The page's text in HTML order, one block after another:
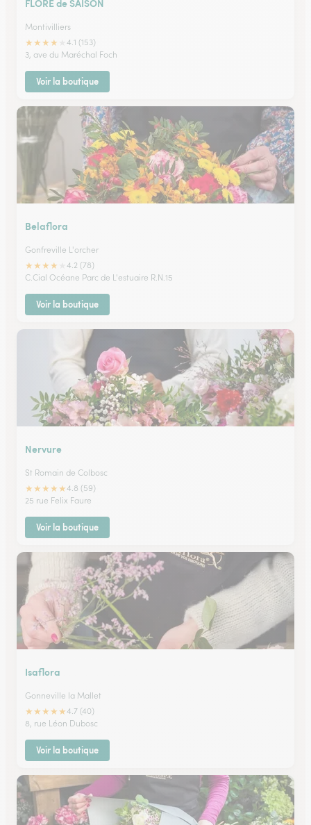
FLORE de SAISON
Montivilliers
★★★★
4.1 (153)
3, ave du Maréchal Foch
Voir la boutique
Belaflora
Gonfreville L'orcher
★★★★
4.2 (78)
C.Cial Océane Parc de L'estuaire R.N.15
Voir la boutique
Nervure
St Romain de Colbosc
★★★★★4.8 (59)
25 rue Felix Faure
Voir la boutique
Isaflora
Gonneville la Mallet
★★★★★4.7 (40)
8, rue Léon Dubosc
Voir la boutique